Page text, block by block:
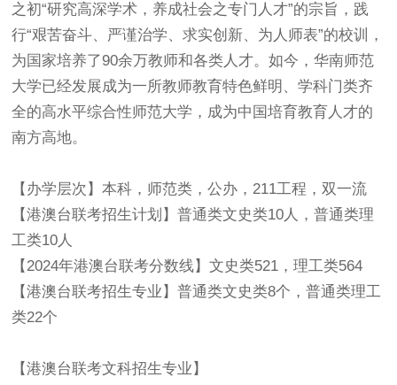
之初“研究高深学术，养成社会之专门人才”的宗旨，践
行“艰苦奋斗、严谨治学、求实创新、为人师表”的校训，
为国家培养了90余万教师和各类人才。如今，华南师范
大学已经发展成为一所教师教育特色鲜明、学科门类齐
全的高水平综合性师范大学，成为中国培育教育人才的
南方高地。
【办学层次】本科，师范类，公办，211工程，双一流
【港澳台联考招生计划】普通类文史类10人，普通类理
工类10人
【2024年港澳台联考分数线】文史类521，理工类564
【港澳台联考招生专业】普通类文史类8个，普通类理工
类22个
【港澳台联考文科招生专业】